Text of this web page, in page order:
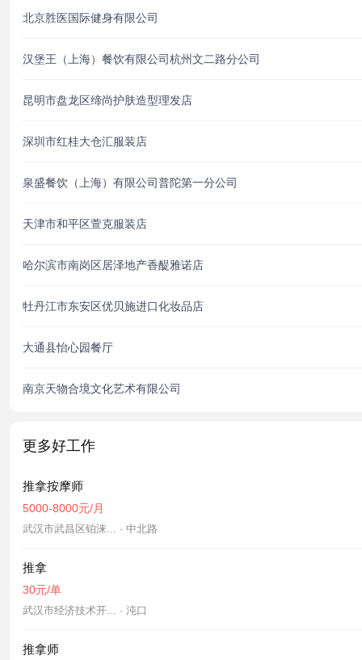
北京胜医国际健身有限公司
汉堡王（上海）餐饮有限公司杭州文二路分公司
昆明市盘龙区缔尚护肤造型理发店
深圳市红桂大仓汇服装店
泉盛餐饮（上海）有限公司普陀第一分公司
天津市和平区萱克服装店
哈尔滨市南岗区居泽地产香醍雅诺店
牡丹江市东安区优贝施进口化妆品店
大通县怡心园餐厅
南京天物合境文化艺术有限公司
更多好工作
推拿按摩师
5000-8000元/月
武汉市武昌区铂涞... · 中北路
推拿
30元/单
武汉市经济技术开... · 沌口
推拿师